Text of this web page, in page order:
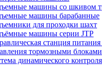
машины со шкивом
машины барабанные
для проходки шахт
машины серии JTP
станция питания
тормозными блоками
динамического